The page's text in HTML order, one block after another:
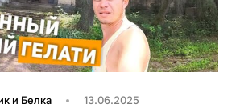
и Белка 13.06.2025